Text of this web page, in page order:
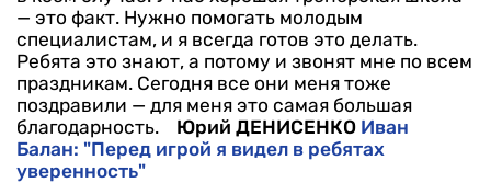
— это факт. Нужно помогать молодым
специалистам, и я всегда готов это делать.
Ребята это знают, а потому и звонят мне по всем
праздникам. Сегодня все они меня тоже
поздравили — для меня это самая большая
благодарность.
Юрий ДЕНИСЕНКО Иван
Балан: "Перед игрой я видел в ребятах
уверенность"